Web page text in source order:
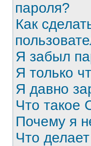
пароля?
Как
Я забыл
Я только
Я давно
Что такое
Почему я
Что